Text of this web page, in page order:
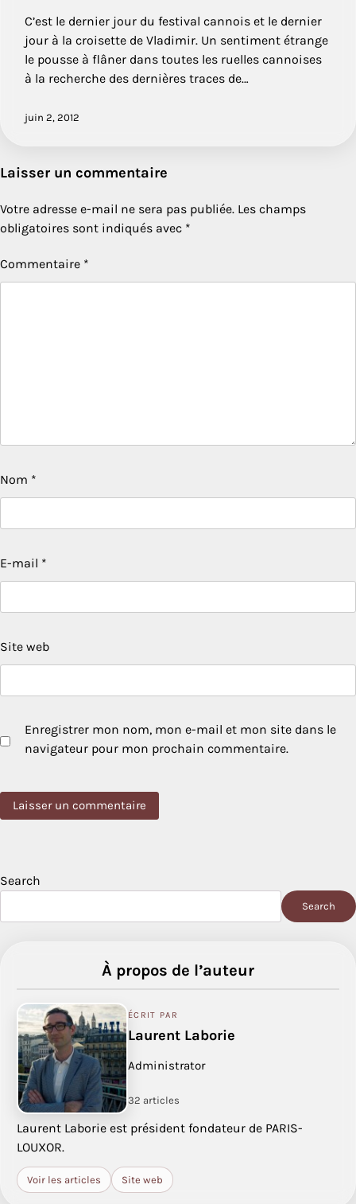
C’est le dernier jour du festival cannois et le dernier
jour à la croisette de Vladimir. Un sentiment étrange
le pousse à flâner dans toutes les ruelles cannoises
à la recherche des dernières traces de…
juin 2, 2012
Laisser un commentaire
Votre adresse e-mail ne sera pas publiée. Les champs
obligatoires sont indiqués avec *
Commentaire *
Nom *
E-mail *
Site web
Enregistrer mon nom, mon e-mail et mon site dans le
navigateur pour mon prochain commentaire.
Search
Search
À propos de l’auteur
ÉCRIT PAR
Laurent Laborie
Administrator
32 articles
Laurent Laborie est président fondateur de PARIS-
LOUXOR.
Voir les articles Site web